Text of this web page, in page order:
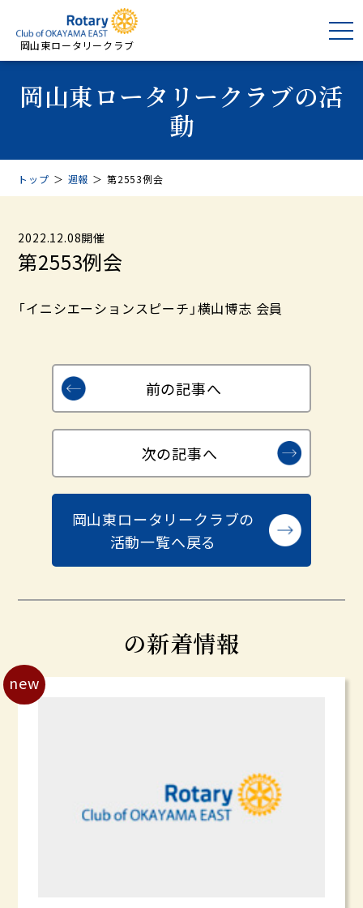
岡山東ロータリークラブ
岡山東ロータリークラブの活
動
トップ ＞ 週報 ＞ 第2553例会
2022.12.08開催
第2553例会
「イニシエーションスピーチ」横山博志 会員
前の記事へ
岡山東ロータリークラブの
活動一覧へ戻る
次の記事へ
の新着情報
new